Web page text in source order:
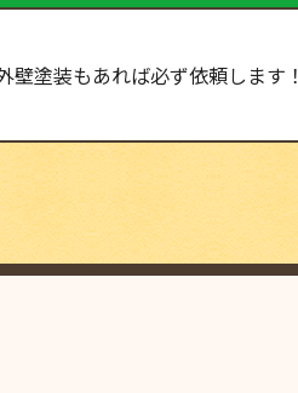
塗装もあれば必ず依頼します！